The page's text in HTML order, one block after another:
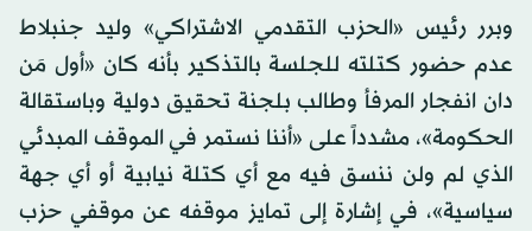
وبرر رئيس «الحزب التقدمي الاشتراكي» وليد جنبلاط
عدم حضور كتلته للجلسة بالتذكير بأنه كان «أول مَن
دان انفجار المرفأ وطالب بلجنة تحقيق دولية وباستقالة
الحكومة»، مشدداً على «أننا نستمر في الموقف المبدئي
الذي لم ولن ننسق فيه مع أي كتلة نيابية أو أي جهة
سياسية»، في إشارة إلى تمايز موقفه عن موقفي حزب